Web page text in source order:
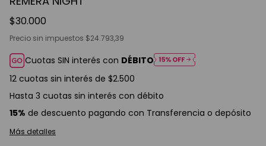
$30.000
Precio sin impuestos $24.793,39
Cuotas SIN interés con DÉBITO
12 cuotas sin interés de $2.500
Hasta 3 cuotas sin interés con débito
15% de descuento pagando con Transferencia o depósito
Más detalles